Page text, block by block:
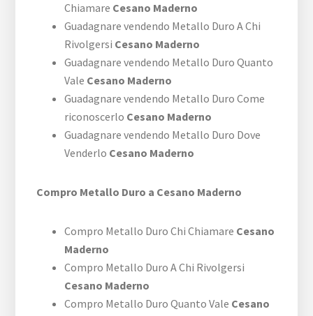
Chiamare Cesano Maderno
Guadagnare vendendo Metallo Duro A Chi
Rivolgersi Cesano Maderno
Guadagnare vendendo Metallo Duro Quanto
Vale Cesano Maderno
Guadagnare vendendo Metallo Duro Come
riconoscerlo Cesano Maderno
Guadagnare vendendo Metallo Duro Dove
Venderlo Cesano Maderno
Compro Metallo Duro a Cesano Maderno
Compro Metallo Duro Chi Chiamare Cesano
Maderno
Compro Metallo Duro A Chi Rivolgersi
Cesano Maderno
Compro Metallo Duro Quanto Vale Cesano